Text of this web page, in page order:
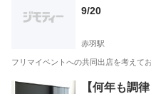
9/20
赤羽駅
フリマイベントへの共同出店を考えて
東京 北区 赤羽駅 フリー
【何年も調